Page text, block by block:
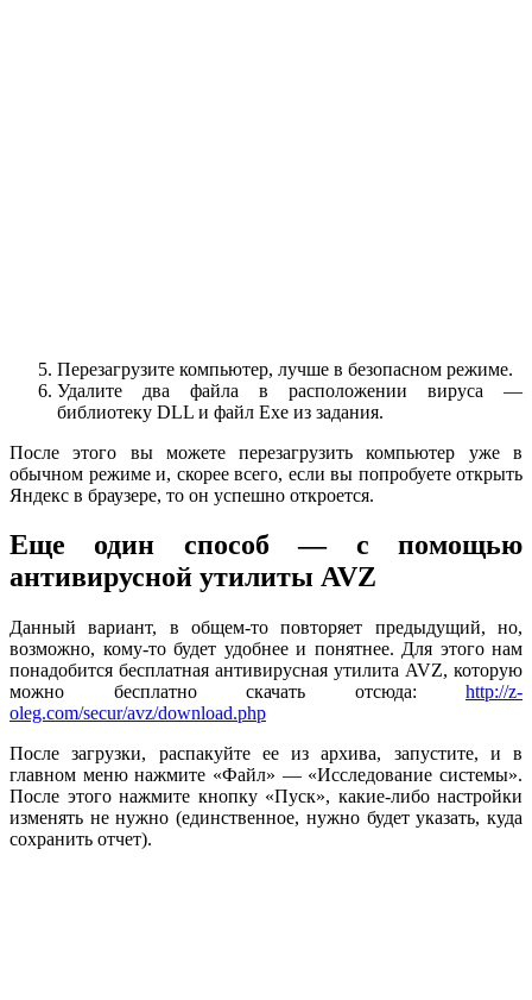
Перезагрузите компьютер, лучше в безопасном режиме.
Удалите два файла в расположении вируса —
библиотеку DLL и файл Exe из задания.
После этого вы можете перезагрузить компьютер уже в
обычном режиме и, скорее всего, если вы попробуете открыть
Яндекс в браузере, то он успешно откроется.
Еще один способ — с помощью
антивирусной утилиты AVZ
Данный вариант, в общем-то повторяет предыдущий, но,
возможно, кому-то будет удобнее и понятнее. Для этого нам
понадобится бесплатная антивирусная утилита AVZ, которую
можно бесплатно скачать отсюда: http://z-
oleg.com/secur/avz/download.php
После загрузки, распакуйте ее из архива, запустите, и в
главном меню нажмите «Файл» — «Исследование системы».
После этого нажмите кнопку «Пуск», какие-либо настройки
изменять не нужно (единственное, нужно будет указать, куда
сохранить отчет).